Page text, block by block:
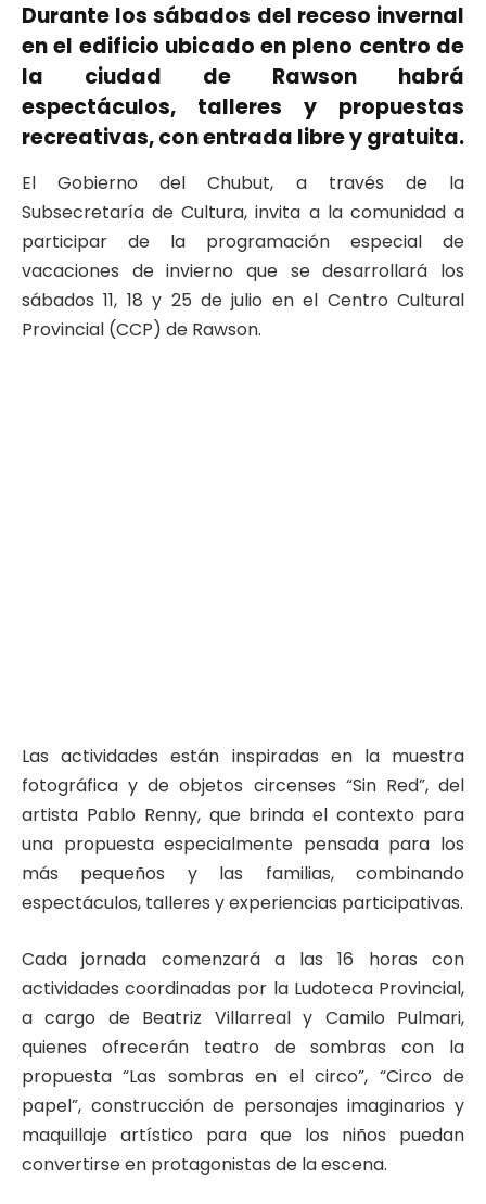
Durante los sábados del receso invernal
en el edificio ubicado en pleno centro de
la ciudad de Rawson habrá
espectáculos, talleres y propuestas
recreativas, con entrada libre y gratuita.
El Gobierno del Chubut, a través de la
Subsecretaría de Cultura, invita a la comunidad a
participar de la programación especial de
vacaciones de invierno que se desarrollará los
sábados 11, 18 y 25 de julio en el Centro Cultural
Provincial (CCP) de Rawson.
Las actividades están inspiradas en la muestra
fotográfica y de objetos circenses “Sin Red”, del
artista Pablo Renny, que brinda el contexto para
una propuesta especialmente pensada para los
más pequeños y las familias, combinando
espectáculos, talleres y experiencias participativas.
Cada jornada comenzará a las 16 horas con
actividades coordinadas por la Ludoteca Provincial,
a cargo de Beatriz Villarreal y Camilo Pulmari,
quienes ofrecerán teatro de sombras con la
propuesta “Las sombras en el circo”, “Circo de
papel”, construcción de personajes imaginarios y
maquillaje artístico para que los niños puedan
convertirse en protagonistas de la escena.